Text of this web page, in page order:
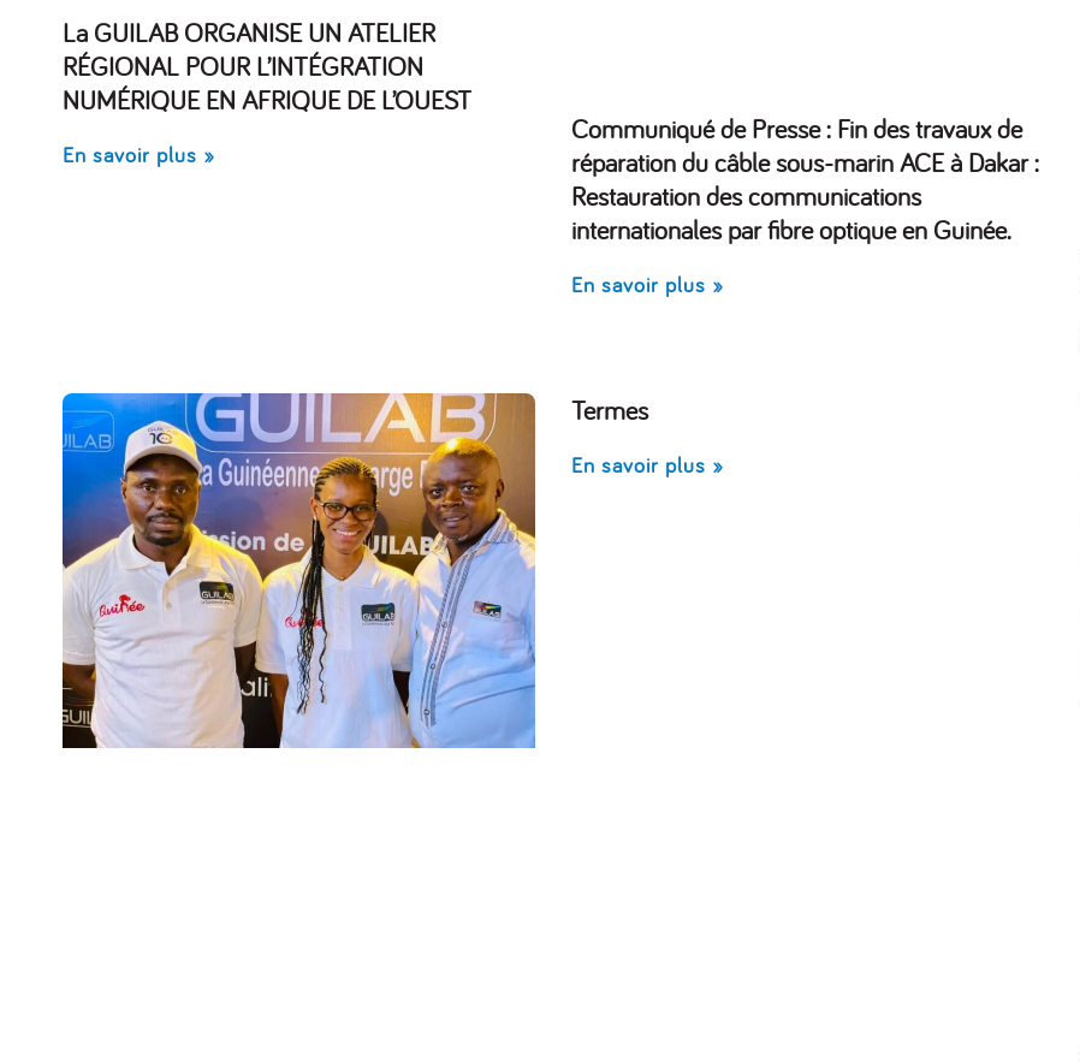
La GUILAB ORGANISE UN ATELIER
RÉGIONAL POUR L’INTÉGRATION
NUMÉRIQUE EN AFRIQUE DE L’OUEST
En savoir plus »
Communiqué de Presse : Fin des travaux de
réparation du câble sous-marin ACE à Dakar :
Restauration des communications
internationales par fibre optique en Guinée.
En savoir plus »
Termes
En savoir plus »